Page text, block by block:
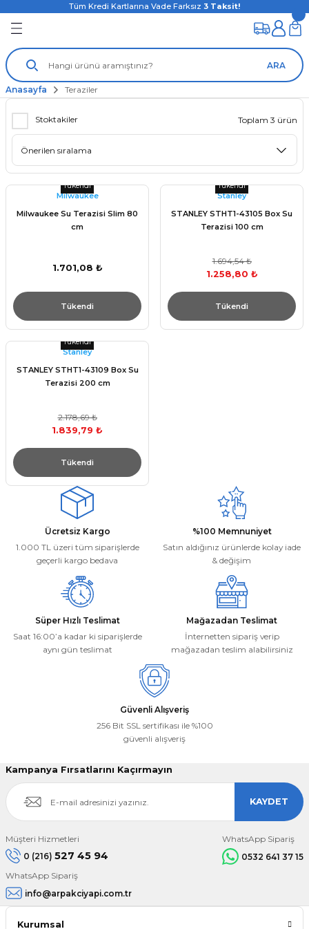
Tüm Kredi Kartlarına Vade Farksız 3 Taksit!
ARA
Anasayfa Teraziler
Stoktakiler Toplam 3 ürün
Tükendi
Milwaukee
Milwaukee Su Terazisi Slim 80
cm
1.701,08 ₺
Tükendi
Tükendi
Stanley
STANLEY STHT1-43105 Box Su
Terazisi 100 cm
1.694,54 ₺
1.258,80 ₺
Tükendi
Tükendi
Stanley
STANLEY STHT1-43109 Box Su
Terazisi 200 cm
2.178,69 ₺
1.839,79 ₺
Tükendi
Ücretsiz Kargo
1.000 TL üzeri tüm siparişlerde
geçerli kargo bedava
%100 Memnuniyet
Satın aldığınız ürünlerde kolay iade
& değişim
Süper Hızlı Teslimat
Saat 16:00’a kadar ki siparişlerde
aynı gün teslimat
Mağazadan Teslimat
İnternetten sipariş verip
mağazadan teslim alabilirsiniz
Güvenli Alışveriş
256 Bit SSL sertifikası ile %100
güvenli alışveriş
Kampanya Fırsatlarını Kaçırmayın
KAYDET
Müşteri Hizmetleri
0 (216) 527 45 94
WhatsApp Sipariş
0532 641 37 15
WhatsApp Sipariş
info@arpakciyapi.com.tr
Kurumsal